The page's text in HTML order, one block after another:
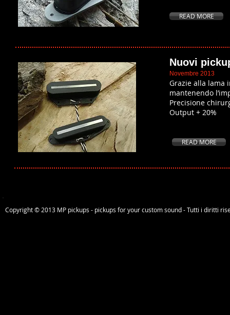
READ MORE
Nuovi
Novembre 2013
Grazie alla lama
mantenendo
Precisione
Output + 20%
READ MORE
Copyright © 2013 MP pickups - pickups for your custom sound - Tutti i diritti